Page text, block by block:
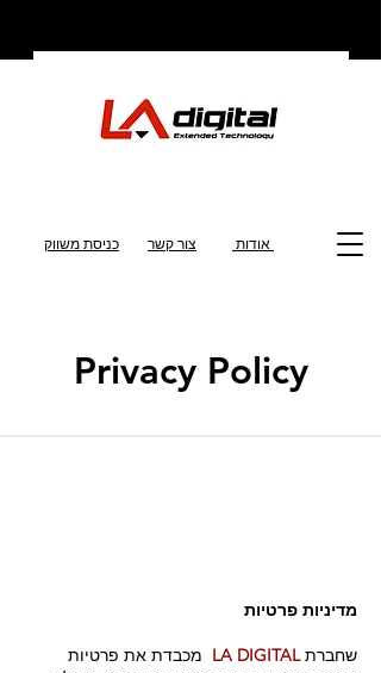
כניסת משווק צור קשר
Privacy Policy
מדיניות פרטיות
שחברתLA DIGITAL מכבדת את פרטיות